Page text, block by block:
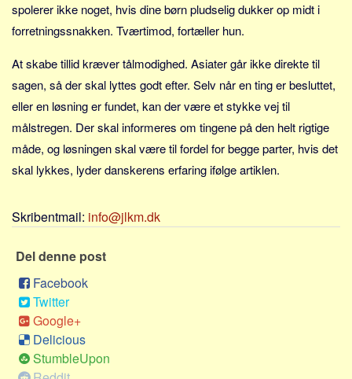
Alle
Nøgleord
Bolig
Job
Virksomhed
Pension og opsparing
Social sikring og sundhed
Alle
Aspekter
Køb og salg
Økonomi
Jura og regler
spolerer ikke noget, hvis dine børn pludselig dukker op midt i
forretningssnakken. Tværtimod, fortæller hun.
At skabe tillid kræver tålmodighed. Asiater går ikke direkte til
sagen, så der skal lyttes godt efter. Selv når en ting er besluttet,
eller en løsning er fundet, kan der være et stykke vej til
målstregen. Der skal informeres om tingene på den helt rigtige
måde, og løsningen skal være til fordel for begge parter, hvis det
skal lykkes, lyder danskerens erfaring ifølge artiklen.
Skribentmail: info@jlkm.dk
Del denne post
Facebook
Twitter
Google+
Delicious
StumbleUpon